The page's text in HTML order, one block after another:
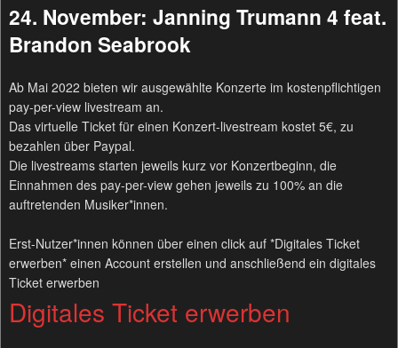
24. November: Janning Trumann 4 feat.
Brandon Seabrook
Ab Mai 2022 bieten wir ausgewählte Konzerte im kostenpflichtigen
pay-per-view livestream an.
Das virtuelle Ticket für einen Konzert-livestream kostet 5€, zu
bezahlen über Paypal.
Die livestreams starten jeweils kurz vor Konzertbeginn, die
Einnahmen des pay-per-view gehen jeweils zu 100% an die
auftretenden Musiker*innen.
Erst-Nutzer*innen können über einen click auf *Digitales Ticket
erwerben* einen Account erstellen und anschließend ein digitales
Ticket erwerben
Digitales Ticket erwerben